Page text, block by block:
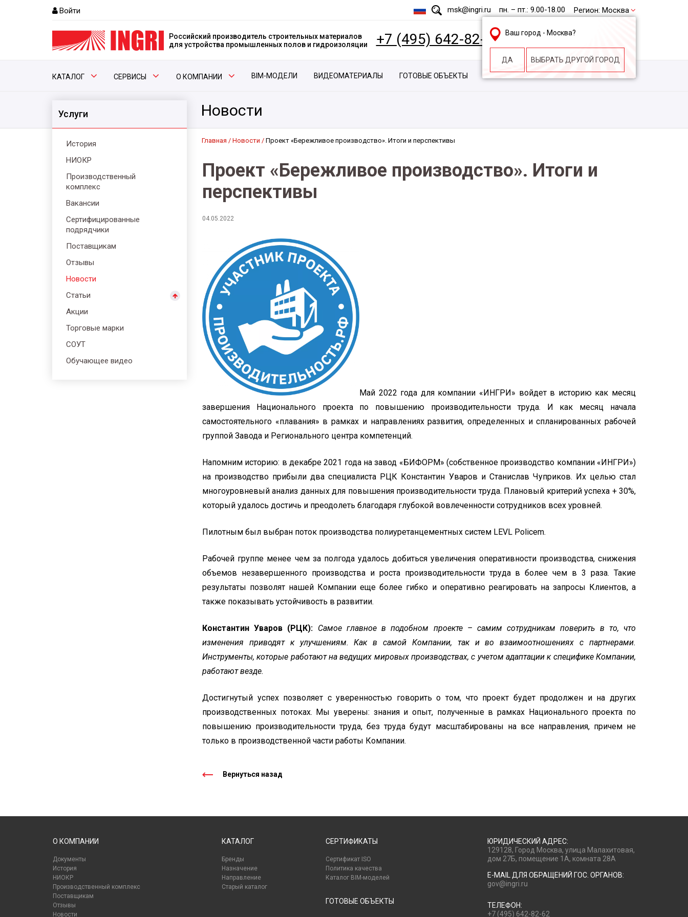
Войти msk@ingri.ru пн. – пт.: 9.00-18.00 Регион: Москва
Ваш город - Москва?
ДА ВЫБРАТЬ ДРУГОЙ ГОРОД
Российский производитель строительных материалов
для устройства промышленных полов и гидроизоляции
+7 (495) 642-82-62
КАТАЛОГ СЕРВИСЫ О КОМПАНИИ BIM-МОДЕЛИ ВИДЕОМАТЕРИАЛЫ ГОТОВЫЕ ОБЪЕКТЫ
Новости
Услуги
История
НИОКР
Производственный
комплекс
Вакансии
Сертифицированные
подрядчики
Поставщикам
Отзывы
Новости
Статьи
Акции
Торговые марки
СОУТ
Обучающее видео
Главная Новости Проект «Бережливое производство». Итоги и перспективы
Проект «Бережливое производство». Итоги и
перспективы
04.05.2022
Май 2022 года для компании «ИНГРИ» войдет в историю как месяц
завершения Национального проекта по повышению производительности труда. И как месяц начала
самостоятельного «плавания» в рамках и направлениях развития, определенных и спланированных рабочей
группой Завода и Регионального центра компетенций.
Напомним историю: в декабре 2021 года на завод «БИФОРМ» (собственное производство компании «ИНГРИ»)
на производство прибыли два специалиста РЦК Константин Уваров и Станислав Чуприков. Их целью стал
многоуровневый анализ данных для повышения производительности труда. Плановый критерий успеха + 30%,
который удалось достичь и преодолеть благодаря глубокой вовлеченности сотрудников всех уровней.
Пилотным был выбран поток производства полиуретанцементных систем LEVL Policem.
Рабочей группе менее чем за полгода удалось добиться увеличения оперативности производства, снижения
объемов незавершенного производства и роста производительности труда в более чем в 3 раза. Такие
результаты позволят нашей Компании еще более гибко и оперативно реагировать на запросы Клиентов, а
также показывать устойчивость в развитии.
Константин Уваров (РЦК): Самое главное в подобном проекте – самим сотрудникам поверить в то, что
изменения приводят к улучшениям. Как в самой Компании, так и во взаимоотношениях с партнерами.
Инструменты, которые работают на ведущих мировых производствах, с учетом адаптации к специфике Компании,
работают везде.
Достигнутый успех позволяет с уверенностью говорить о том, что проект будет продолжен и на других
производственных потоках. Мы уверены: знания и опыт, полученные в рамках Национального проекта по
повышению производительности труда, без труда будут масштабированы на все направления, причем не
только в производственной части работы Компании.
Вернуться назад
О КОМПАНИИ
Документы
История
НИОКР
Производственный комплекс
Поставщикам
Отзывы
Новости
КАТАЛОГ
Бренды
Назначение
Направление
Старый каталог
СЕРТИФИКАТЫ
Сертификат ISO
Политика качества
Каталог BIM-моделей
ГОТОВЫЕ ОБЪЕКТЫ
ЮРИДИЧЕСКИЙ АДРЕС:
129128, Город Москва, улица Малахитовая,
дом 27Б, помещение 1А, комната 28А
E-MAIL ДЛЯ ОБРАЩЕНИЙ ГОС. ОРГАНОВ:
gov@ingri.ru
ТЕЛЕФОН:
+7 (495) 642-82-62